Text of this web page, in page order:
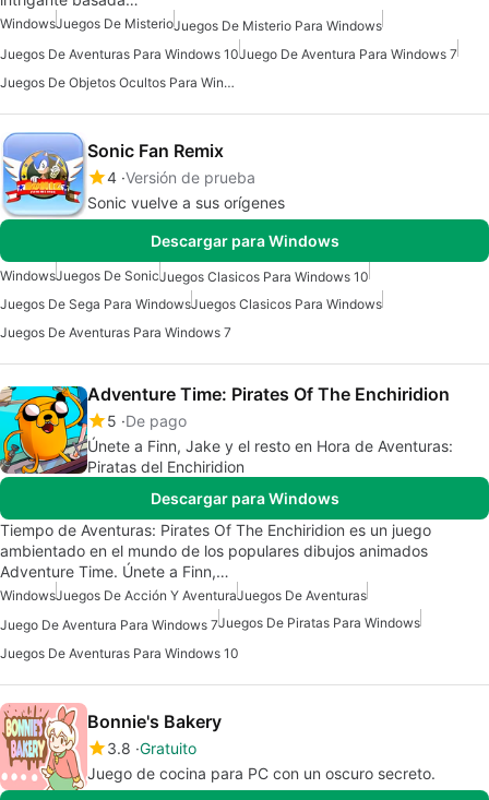
WindowsJuegos De MisterioJuegos De Misterio Para Windows
Juegos De Aventuras Para Windows 10Juego De Aventura Para Windows 7
Juegos De Objetos Ocultos Para Windows
Sonic Fan Remix
4 Versión de prueba
Sonic vuelve a sus orígenes
Descargar para Windows
WindowsJuegos De SonicJuegos Clasicos Para Windows 10
Juegos De Sega Para WindowsJuegos Clasicos Para Windows
Juegos De Aventuras Para Windows 7
Adventure Time: Pirates Of The Enchiridion
5 De pago
Únete a Finn, Jake y el resto en Hora de Aventuras:
Piratas del Enchiridion
Descargar para Windows
Tiempo de Aventuras: Pirates Of The Enchiridion es un juego
ambientado en el mundo de los populares dibujos animados
Adventure Time. Únete a Finn,…
WindowsJuegos De Acción Y AventuraJuegos De Aventuras
Juego De Aventura Para Windows 7Juegos De Piratas Para Windows
Juegos De Aventuras Para Windows 10
Bonnie's Bakery
3.8 Gratuito
Juego de cocina para PC con un oscuro secreto.